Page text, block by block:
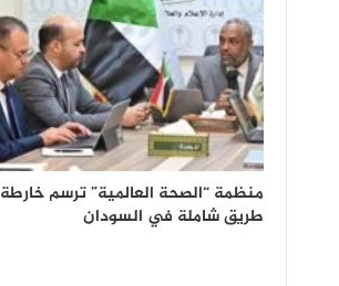
منظمة “الصحة العالمية” ترسم خارطة
طريق شاملة في السودان